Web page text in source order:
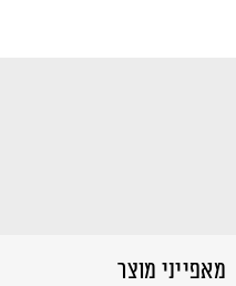
מאפייני מוצר